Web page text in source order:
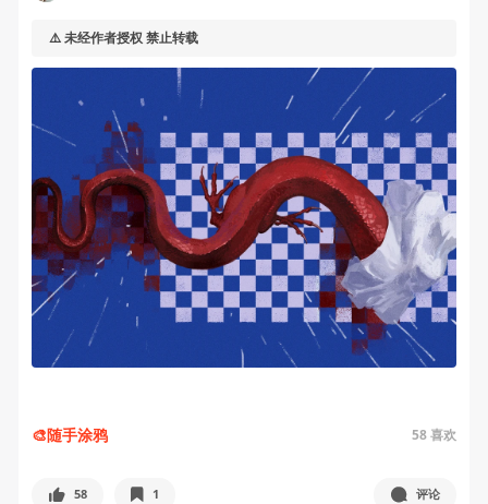
⚠️ 未经作者授权 禁止转载
🎨随手涂鸦 58喜欢
58 1 评论